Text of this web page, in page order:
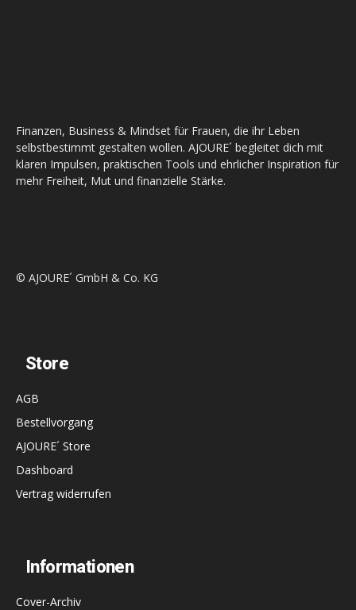
Finanzen, Business & Mindset für Frauen, die ihr Leben
selbstbestimmt gestalten wollen. AJOURE´ begleitet dich mit
klaren Impulsen, praktischen Tools und ehrlicher Inspiration für
mehr Freiheit, Mut und finanzielle Stärke.
© AJOURE´ GmbH & Co. KG
Store
AGB
Bestellvorgang
AJOURE´ Store
Dashboard
Vertrag widerrufen
Informationen
Cover-Archiv